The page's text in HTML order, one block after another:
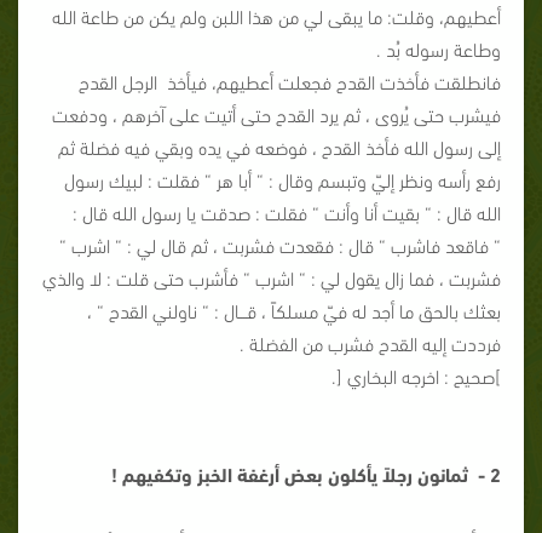
أعطيهم، وقلت: ما يبقى لي من هذا اللبن ولم يكن من طاعة الله
وطاعة رسوله بُد .
فانطلقت فأخذت القدح فجعلت أعطيهم، فيأخذ الرجل القدح
فيشرب حتى يُروى ، ثم يرد القدح حتى أتيت على آخرهم ، ودفعت
إلى رسول الله فأخذ القدح ، فوضعه في يده وبقي فيه فضلة ثم
رفع رأسه ونظر إليّ وتبسم وقال : “ أبا هر “ فقلت : لبيك رسول
الله قال : “ بقيت أنا وأنت “ فقلت : صدقت يا رسول الله قال :
“ فاقعد فاشرب “ قال : فقعدت فشربت ، ثم قال لي : “ اشرب “
فشربت ، فما زال يقول لي : “ اشرب “ فأشرب حتى قلت : لا والذي
بعثك بالحق ما أجد له فيّ مسلكاً ، قـــال : “ ناولني القدح “ ،
فرددت إليه القدح فشرب من الفضلة .
]صحيح : اخرجه البخاري [.
2 - ثمانون رجلاً يأكلون بعض أرغفة الخبز وتكفيهم !